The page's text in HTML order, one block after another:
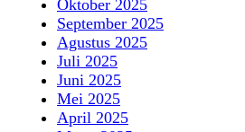
Oktober 2025
September 2025
Agustus 2025
Juli 2025
Juni 2025
Mei 2025
April 2025